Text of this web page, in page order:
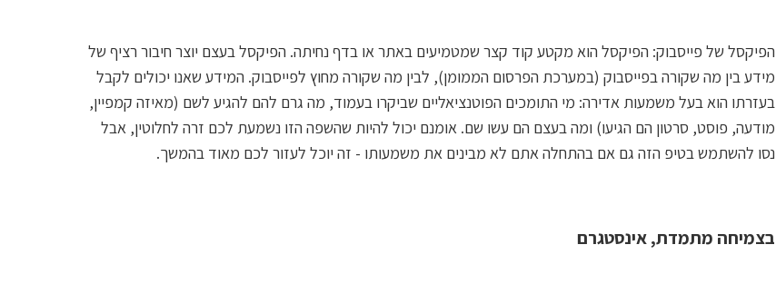
הפיקסל של פייסבוק: הפיקסל הוא מקטע קוד קצר שמטמיעים באתר או בדף נחיתה. הפיקסל בעצם יוצר חיבור רציף של
מידע בין מה שקורה בפייסבוק (במערכת הפרסום הממומן), לבין מה שקורה מחוץ לפייסבוק. המידע שאנו יכולים לקבל
בעזרתו הוא בעל משמעות אדירה: מי התומכים הפוטנציאליים שביקרו בעמוד, מה גרם להם להגיע לשם (מאיזה קמפיין,
מודעה, פוסט, סרטון הם הגיעו) ומה בעצם הם עשו שם. אומנם יכול להיות שהשפה הזו נשמעת לכם זרה לחלוטין, אבל
נסו להשתמש בטיפ הזה גם אם בהתחלה אתם לא מבינים את משמעותו - זה יוכל לעזור לכם מאוד בהמשך.
בצמיחה מתמדת, אינסטגרם